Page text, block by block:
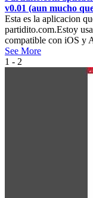
v0.01 (aun mucho
Esta es la aplicacion
partidito.com.Estoy
compatible con iOS y
See More
1 - 2